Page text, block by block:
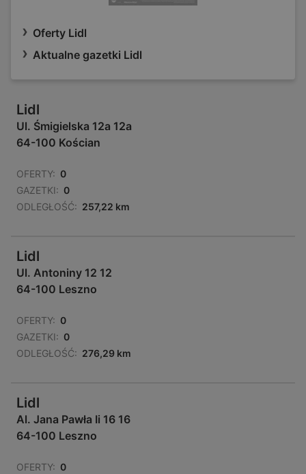
Oferty Lidl
Aktualne gazetki Lidl
Lidl
Ul. Śmigielska 12a 12a
64-100 Kościan
OFERTY: 0
GAZETKI: 0
ODLEGŁOŚĆ: 257,22 km
Lidl
Ul. Antoniny 12 12
64-100 Leszno
OFERTY: 0
GAZETKI: 0
ODLEGŁOŚĆ: 276,29 km
Lidl
Al. Jana Pawła Ii 16 16
64-100 Leszno
OFERTY: 0